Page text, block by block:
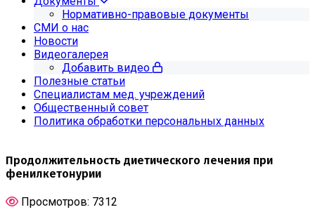
Нормативно-правовые документы
СМИ о нас
Новости
Видеогалерея
Добавить видео
Полезные статьи
Специалистам мед. учреждений
Общественный совет
Политика обработки персональных данных
Продолжительность диетического лечения при
фенилкетонурии
Просмотров: 7312